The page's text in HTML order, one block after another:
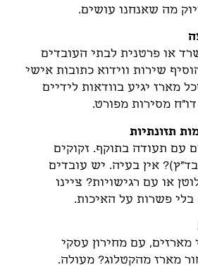
מה שאנחנו עושים.
או פרטנית לבתי העובדים
שירות ווידוא כתובות אישי
מארז יגיע בוודאות לידיים
מסירות מפורט.
תזונתיות
עם תעודה בתוקף. זקוקים
אין בעיה. יש עובדים
או עם רגישויות? ציינו
פשרות על האיכות.
עם מחירון עסקי
מארז מהקטלוג? מעולה.